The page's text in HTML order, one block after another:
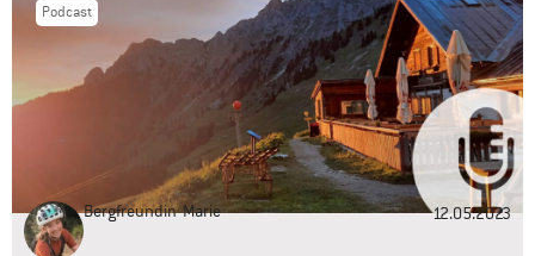
Podcast
Bergfreundin Marie 12.05.2023